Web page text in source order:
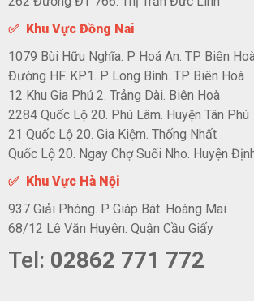
✅ Khu Vực Đồng Nai
1079 Bùi Hữu Nghĩa. P Hoá An. TP Biên
Đường HF. KP1. P Long Bình. TP Biên Hoà
12 Khu Gia Phú 2. Trảng Dài. Biên Hoà
2284 Quốc Lộ 20. Phú Lâm. Huyện Tân Phú
21 Quốc Lộ 20. Gia Kiệm. Thống Nhất
Quốc Lộ 20. Ngay Chợ Suối Nho. Huyện
✅ Khu Vực Hà Nội
937 Giải Phóng. P Giáp Bát. Hoàng Mai
68/12 Lê Văn Huyên. Quận Cầu Giấy
Tel: 02862 771 772